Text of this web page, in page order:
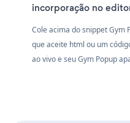
incorporação no
Cole acima do snippet Gym
que aceite html ou um
ao vivo e seu Gym Popup